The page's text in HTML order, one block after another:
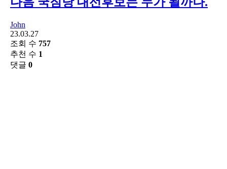
John
23.03.27
조회 수 757
추천 수 1
댓글 0